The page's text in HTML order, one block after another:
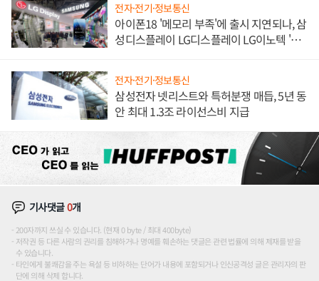
전자·전기·정보통신
아이폰18 '메모리 부족'에 출시 지연되나, 삼
성디스플레이 LG디스플레이 LG이노텍 '탈
전자·전기·정보통신
삼성전자 넷리스트와 특허분쟁 매듭, 5년 동
안 최대 1.3조 라이선스비 지급
기사댓글0개
200자까지 쓰실 수 있습니다. (현재 0 byte / 최대 400byte)
저작권 등 다른 사람의 권리를 침해하거나 명예를 훼손하는 댓글은 관련 법률에 의해 제재를 받을
수 있습니다.
타인에게 불쾌감을 주는 욕설 등 비하하는 단어가 내용에 포함되거나 인신공격성 글은 관리자의 판
단에 의해 삭제 합니다.